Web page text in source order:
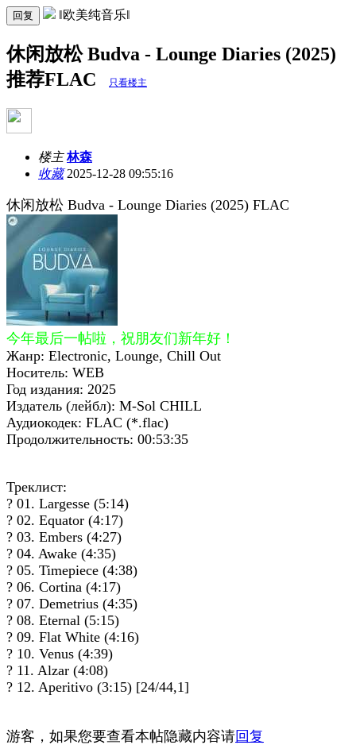
回复 ‖欧美纯音乐‖
休闲放松 Budva - Lounge Diaries (2025)
推荐FLAC
只看楼主
楼主 林森
收藏2025-12-28 09:55:16
休闲放松 Budva - Lounge Diaries (2025) FLAC
今年最后一帖啦，祝朋友们新年好！
Жанр: Electronic, Lounge, Chill Out
Носитель: WEB
Год издания: 2025
Издатель (лейбл): M-Sol CHILL
Аудиокодек: FLAC (*.flac)
Продолжительность: 00:53:35
Треклист:
? 01. Largesse (5:14)
? 02. Equator (4:17)
? 03. Embers (4:27)
? 04. Awake (4:35)
? 05. Timepiece (4:38)
? 06. Cortina (4:17)
? 07. Demetrius (4:35)
? 08. Eternal (5:15)
? 09. Flat White (4:16)
? 10. Venus (4:39)
? 11. Alzar (4:08)
? 12. Aperitivo (3:15) [24/44,1]
游客，如果您要查看本帖隐藏内容请回复